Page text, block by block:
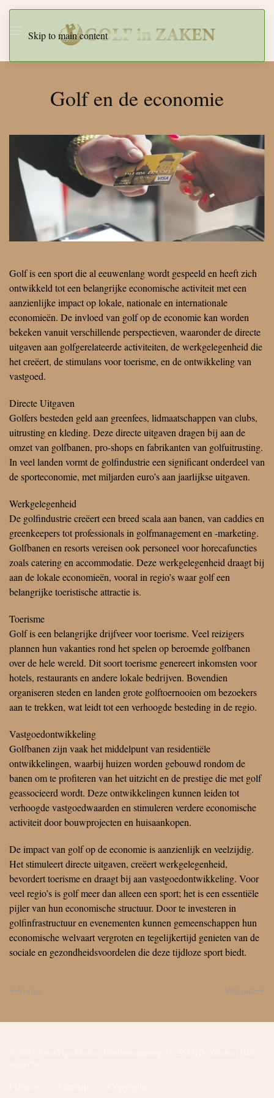
Skip to main content
Golf en de economie
Golf is een sport die al eeuwenlang wordt gespeeld en heeft zich
ontwikkeld tot een belangrijke economische activiteit met een
aanzienlijke impact op lokale, nationale en internationale
economieën. De invloed van golf op de economie kan worden
bekeken vanuit verschillende perspectieven, waaronder de directe
uitgaven aan golfgerelateerde activiteiten, de werkgelegenheid die
het creëert, de stimulans voor toerisme, en de ontwikkeling van
vastgoed.
Directe Uitgaven
Golfers besteden geld aan greenfees, lidmaatschappen van clubs,
uitrusting en kleding. Deze directe uitgaven dragen bij aan de
omzet van golfbanen, pro-shops en fabrikanten van golfuitrusting.
In veel landen vormt de golfindustrie een significant onderdeel van
de sporteconomie, met miljarden euro’s aan jaarlijkse uitgaven.
Werkgelegenheid
De golfindustrie creëert een breed scala aan banen, van caddies en
greenkeepers tot professionals in golfmanagement en -marketing.
Golfbanen en resorts vereisen ook personeel voor horecafuncties
zoals catering en accommodatie. Deze werkgelegenheid draagt bij
aan de lokale economieën, vooral in regio’s waar golf een
belangrijke toeristische attractie is.
Toerisme
Golf is een belangrijke drijfveer voor toerisme. Veel reizigers
plannen hun vakanties rond het spelen op beroemde golfbanen
over de hele wereld. Dit soort toerisme genereert inkomsten voor
hotels, restaurants en andere lokale bedrijven. Bovendien
organiseren steden en landen grote golftoernooien om bezoekers
aan te trekken, wat leidt tot een verhoogde besteding in de regio.
Vastgoedontwikkeling
Golfbanen zijn vaak het middelpunt van residentiële
ontwikkelingen, waarbij huizen worden gebouwd rondom de
banen om te profiteren van het uitzicht en de prestige die met golf
geassocieerd wordt. Deze ontwikkelingen kunnen leiden tot
verhoogde vastgoedwaarden en stimuleren verdere economische
activiteit door bouwprojecten en huisaankopen.
De impact van golf op de economie is aanzienlijk en veelzijdig.
Het stimuleert directe uitgaven, creëert werkgelegenheid,
bevordert toerisme en draagt bij aan vastgoedontwikkeling. Voor
veel regio’s is golf meer dan alleen een sport; het is een essentiële
pijler van hun economische structuur. Door te investeren in
golfinfrastructuur en evenementen kunnen gemeenschappen hun
economische welvaart vergroten en tegelijkertijd genieten van de
sociale en gezondheidsvoordelen die deze tijdloze sport biedt.
Vorige Volgende